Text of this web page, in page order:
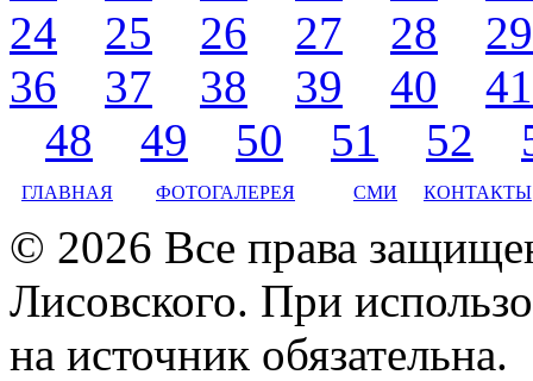
24
25 26 27 28
29
36
37 38 39 40
41
48
49 50 51 52
ГЛАВНАЯ ФОТОГАЛЕРЕЯ СМИ КОНТАКТЫ
© 2026 Все права
Лисовского. При
на источник обязательна.